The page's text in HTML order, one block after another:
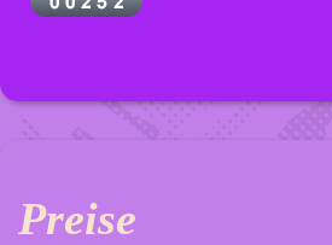
Preise